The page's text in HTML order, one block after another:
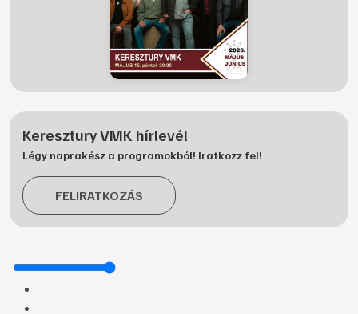
Keresztury VMK hírlevél
Légy naprakész a programokból! Iratkozz fel!
FELIRATKOZÁS